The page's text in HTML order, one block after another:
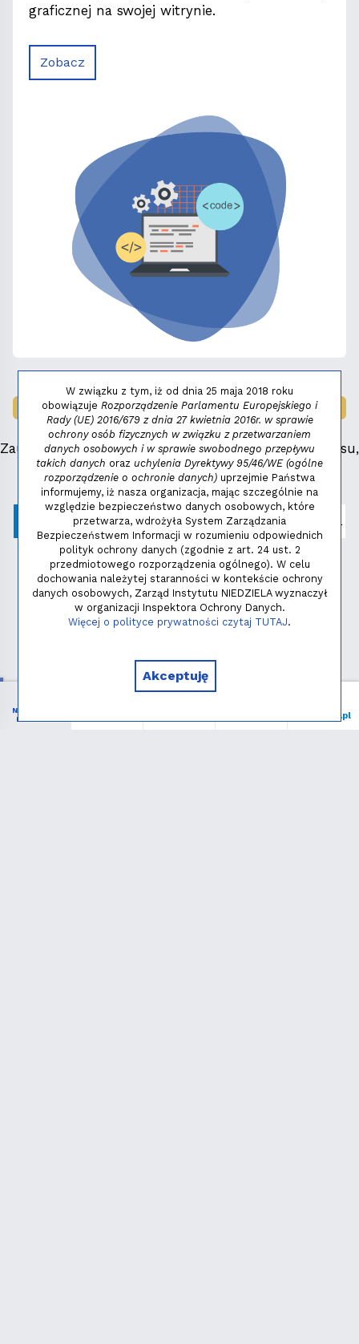
graficznej na swojej witrynie.
Zobacz
LAUREAT NAGRODY:MAŁY FENIKS 2025
Zauważyłeś błąd, masz propozycje dotyczące serwisu,
napisz:niezbednik@niedziela.pl
Polityka prywatności
Copyright © 2026 - Instytut NIEDZIELA
NIEZBĘDNIK
KATOLIKA
niedziela.pl
W związku z tym, iż od dnia 25 maja 2018 roku
obowiązuje Rozporządzenie Parlamentu Europejskiego i
Rady (UE) 2016/679 z dnia 27 kwietnia 2016r. w sprawie
ochrony osób fizycznych w związku z przetwarzaniem
danych osobowych i w sprawie swobodnego przepływu
takich danych oraz uchylenia Dyrektywy 95/46/WE (ogólne
rozporządzenie o ochronie danych) uprzejmie Państwa
informujemy, iż nasza organizacja, mając szczególnie na
względzie bezpieczeństwo danych osobowych, które
przetwarza, wdrożyła System Zarządzania
Bezpieczeństwem Informacji w rozumieniu odpowiednich
polityk ochrony danych (zgodnie z art. 24 ust. 2
przedmiotowego rozporządzenia ogólnego). W celu
dochowania należytej staranności w kontekście ochrony
danych osobowych, Zarząd Instytutu NIEDZIELA wyznaczył
w organizacji Inspektora Ochrony Danych.
Więcej o polityce prywatności czytaj TUTAJ.
Akceptuję